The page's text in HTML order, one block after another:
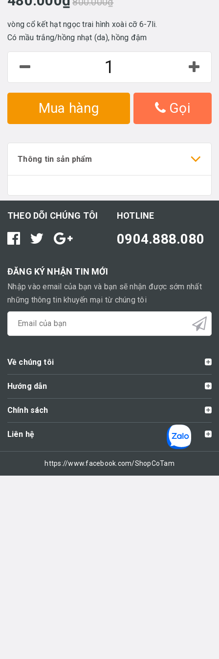
vòng cổ kết hạt ngọc trai hình xoài cỡ 6-7li.
Có mầu trắng/hồng nhạt (da), hồng đậm
Mua hàng Gọi
Thông tin sản phẩm
THEO DÕI CHÚNG TÔI HOTLINE
0904.888.080
ĐĂNG KÝ NHẬN TIN MỚI
Nhập vào email của bạn và bạn sẽ nhận được sớm nhất
những thông tin khuyến mại từ chúng tôi
Về chúng tôi
Hướng dẫn
Chính sách
Liên hệ
https://www.facebook.com/ShopCoTam